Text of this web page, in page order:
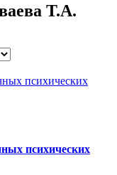
Т.А.
психических